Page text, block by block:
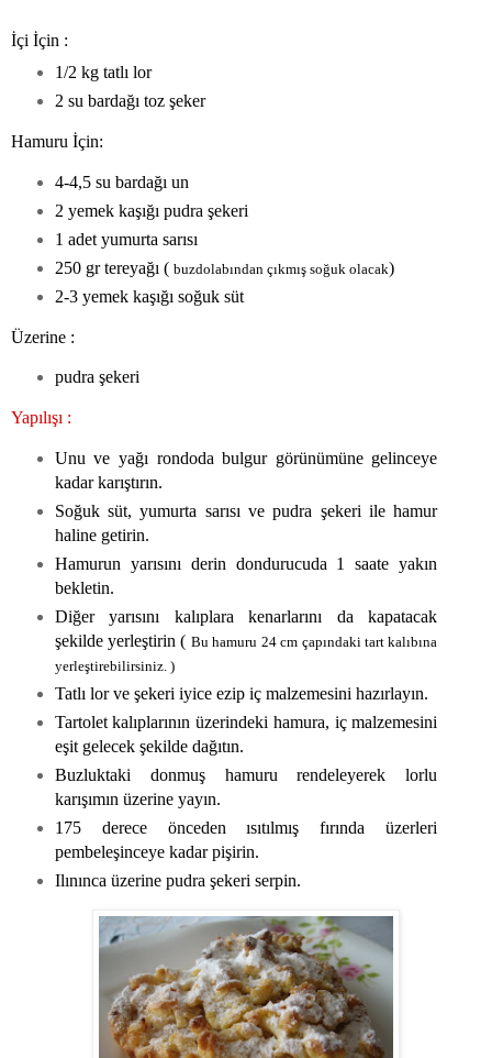
İçi İçin :
1/2 kg tatlı lor
2 su bardağı toz şeker
Hamuru İçin:
4-4,5 su bardağı un
2 yemek kaşığı pudra şekeri
1 adet yumurta sarısı
250 gr tereyağı ( buzdolabından çıkmış soğuk olacak)
2-3 yemek kaşığı soğuk süt
Üzerine :
pudra şekeri
Yapılışı :
Unu ve yağı rondoda bulgur görünümüne gelinceye
kadar karıştırın.
Soğuk süt, yumurta sarısı ve pudra şekeri ile hamur
haline getirin.
Hamurun yarısını derin dondurucuda 1 saate yakın
bekletin.
Diğer yarısını kalıplara kenarlarını da kapatacak
şekilde yerleştirin ( Bu hamuru 24 cm çapındaki tart kalıbına
yerleştirebilirsiniz. )
Tatlı lor ve şekeri iyice ezip iç malzemesini hazırlayın.
Tartolet kalıplarının üzerindeki hamura, iç malzemesini
eşit gelecek şekilde dağıtın.
Buzluktaki donmuş hamuru rendeleyerek lorlu
karışımın üzerine yayın.
175 derece önceden ısıtılmış fırında üzerleri
pembeleşinceye kadar pişirin.
Ilınınca üzerine pudra şekeri serpin.